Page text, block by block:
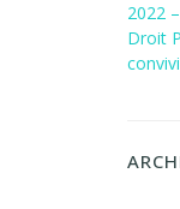
2022
Droit